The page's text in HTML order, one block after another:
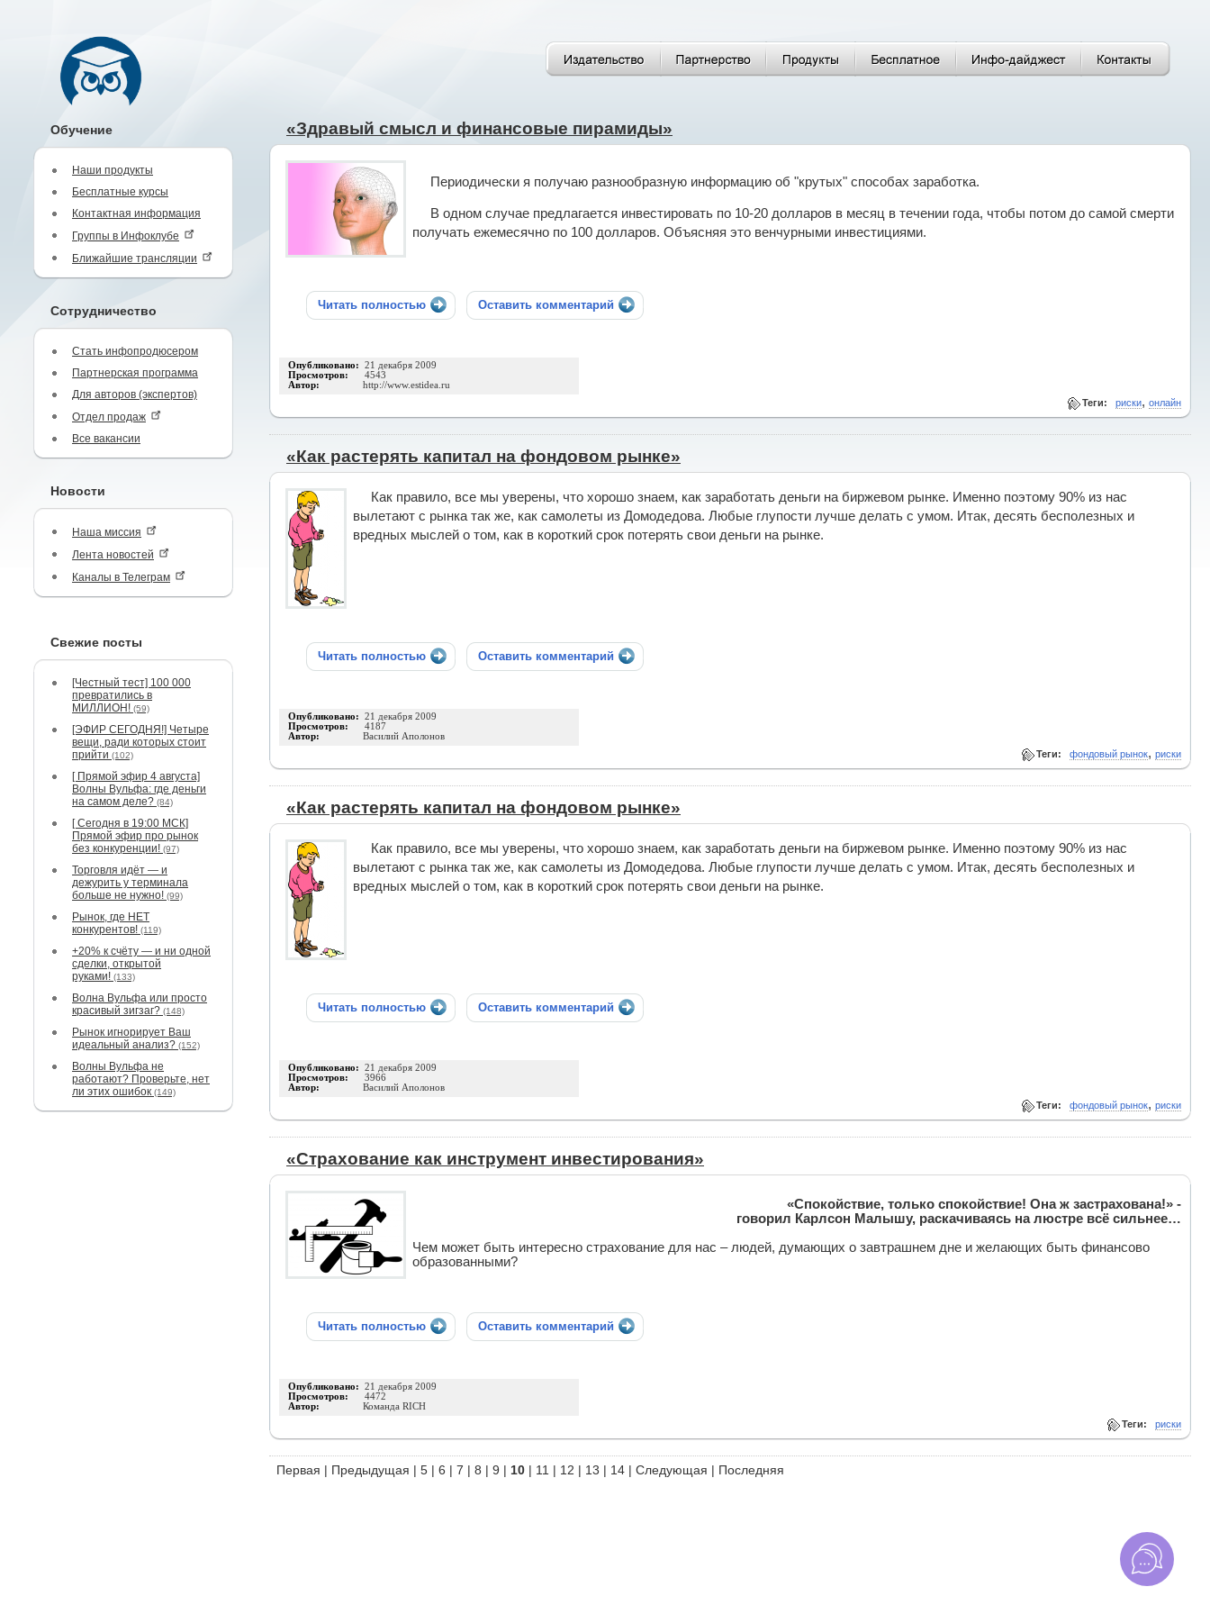
Обучение
Наши продукты
Бесплатные курсы
Контактная информация
Группы в Инфоклубе
Ближайшие трансляции
Сотрудничество
Стать инфопродюсером
Партнерская программа
Для авторов (экспертов)
Отдел продаж
Все вакансии
Новости
Наша миссия
Лента новостей
Каналы в Телеграм
Свежие посты
[Честный тест] 100 000
превратились в
МИЛЛИОН! (59)
[ЭФИР СЕГОДНЯ!] Четыре
вещи, ради которых стоит
прийти (102)
[ Прямой эфир 4 августа]
Волны Вульфа: где деньги
на самом деле? (84)
[ Сегодня в 19:00 МСК]
Прямой эфир про рынок
без конкуренции! (97)
Торговля идёт — и
дежурить у терминала
больше не нужно! (99)
Рынок, где НЕТ
конкурентов! (119)
+20% к счёту — и ни одной
сделки, открытой
руками! (133)
Волна Вульфа или просто
красивый зигзаг? (148)
Рынок игнорирует Ваш
идеальный анализ? (152)
Волны Вульфа не
работают? Проверьте, нет
ли этих ошибок (149)
«Здравый смысл и финансовые пирамиды»
Периодически я получаю разнообразную информацию об "крутых" способах заработка.
В одном случае предлагается инвестировать по 10-20 долларов в месяц в течении года, чтобы потом до самой смерти
получать ежемесячно по 100 долларов. Объясняя это венчурными инвестициями.
Читать полностью Оставить комментарий
Опубликовано: 21 декабря 2009
Просмотров: 4543
Автор: http://www.estidea.ru
Теги: риски, онлайн
«Как растерять капитал на фондовом рынке»
Как правило, все мы уверены, что хорошо знаем, как заработать деньги на биржевом рынке. Именно поэтому 90% из нас
вылетают с рынка так же, как самолеты из Домодедова. Любые глупости лучше делать с умом. Итак, десять бесполезных и
вредных мыслей о том, как в короткий срок потерять свои деньги на рынке.
Читать полностью Оставить комментарий
Опубликовано: 21 декабря 2009
Просмотров: 4187
Автор: Василий Аполонов
Теги: фондовый рынок, риски
«Как растерять капитал на фондовом рынке»
Как правило, все мы уверены, что хорошо знаем, как заработать деньги на биржевом рынке. Именно поэтому 90% из нас
вылетают с рынка так же, как самолеты из Домодедова. Любые глупости лучше делать с умом. Итак, десять бесполезных и
вредных мыслей о том, как в короткий срок потерять свои деньги на рынке.
Читать полностью Оставить комментарий
Опубликовано: 21 декабря 2009
Просмотров: 3966
Автор: Василий Аполонов
Теги: фондовый рынок, риски
«Страхование как инструмент инвестирования»
«Спокойствие, только спокойствие! Она ж застрахована!» -
говорил Карлсон Малышу, раскачиваясь на люстре всё сильнее…
Чем может быть интересно страхование для нас – людей, думающих о завтрашнем дне и желающих быть финансово
образованными?
Читать полностью Оставить комментарий
Опубликовано: 21 декабря 2009
Просмотров: 4472
Автор: Команда RICH
Теги: риски
Первая | Предыдущая | 5 | 6 | 7 | 8 | 9 | 10 | 11 | 12 | 13 | 14 | Следующая | Последняя